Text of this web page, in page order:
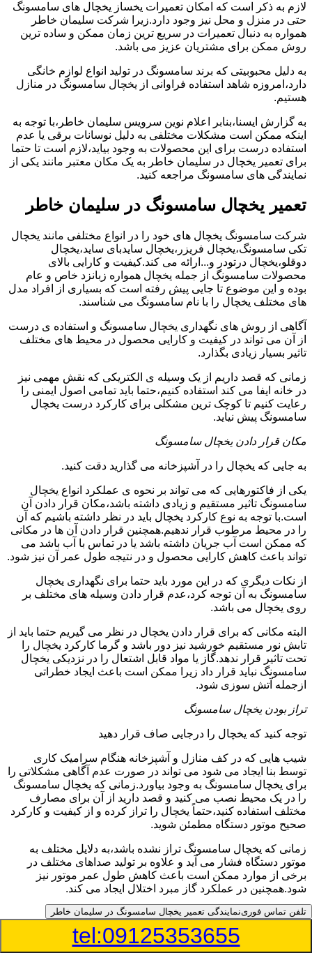
لازم به ذکر است که امکان تعمیرات یخساز یخچال های سامسونگ
حتی در منزل و محل نیز وجود دارد.زیرا شرکت سلیمان خاطر
همواره به دنبال تعمیرات در سریع ترین زمان ممکن و ساده ترین
روش ممکن برای مشتریان عزیز می باشد.
به دلیل محبوبیتی که برند سامسونگ در تولید انواع لوازم خانگی
دارد،امروزه شاهد استفاده فراوانی از یخچال سامسونگ در منازل
هستیم.
به گزارش ایسنا،بنابر اعلام نوین سرویس سلیمان خاطر،با توجه به
اینکه ممکن است مشکلات مختلفی به دلیل نوسانات برقی یا عدم
استفاده درست برای این محصولات به وجود بیاید،لازم است تا حتما
برای تعمیر یخچال در سلیمان خاطر به یک مکان معتبر مانند یکی از
نمایندگی های سامسونگ مراجعه کنید.
تعمیر یخچال سامسونگ در سلیمان خاطر
شرکت سامسونگ یخچال های خود را در انواع مختلفی مانند یخچال
تکی سامسونگ،یخچال فریزر،یخچال سایدبای ساید،یخچال
دوقلو،یخچال درتودر و...ارائه می کند.کیفیت و کارایی بالای
محصولات سامسونگ از جمله یخچال همواره زبانزد خاص و عام
بوده و این موضوع تا جایی پیش رفته است که بسیاری از افراد مدل
های مختلف یخچال را با نام سامسونگ می شناسند.
آگاهی از روش های نگهداری یخچال سامسونگ و استفاده ی درست
از آن می تواند در کیفیت و کارایی محصول در محیط های مختلف
تاثیر بسیار زیادی بگذارد.
زمانی که قصد داریم از یک وسیله ی الکتریکی که نقش مهمی نیز
در خانه ایفا می کند استفاده کنیم،حتما باید تمامی اصول ایمنی را
رعایت کنیم تا کوچک ترین مشکلی برای کارکرد درست یخچال
سامسونگ پیش نیاید.
مکان قرار دادن یخچال سامسونگ
به جایی که یخچال را در آشپزخانه می گذارید دقت کنید.
یکی از فاکتورهایی که می تواند بر نحوه ی عملکرد انواع یخچال
سامسونگ تاثیر مستقیم و زیادی داشته باشد،مکان قرار دادن آن
است.با توجه به نوع کارکرد یخچال باید در نظر داشته باشیم که آن
را در محیط مرطوب قرار ندهیم.همچنین قرار دادن آن ها در مکانی
که ممکن است آب جریان داشته باشد یا در تماس با آب باشد می
تواند باعث کاهش کارایی محصول و در نتیجه طول عمر آن نیز شود.
از نکات دیگری که در این مورد باید حتما برای نگهداری یخچال
سامسونگ به آن توجه کرد،عدم قرار دادن وسیله های مختلف بر
روی یخچال می باشد.
البته مکانی که برای قرار دادن یخچال در نظر می گیریم حتما باید از
تابش نور مستقیم خورشید نیز دور باشد و گرما کارکرد یخچال را
تحت تاثیر قرار ندهد.گاز یا مواد قابل اشتعال را در نزدیکی یخچال
سامسونگ نباید قرار داد زیرا ممکن است باعث ایجاد خطراتی
ازجمله آتش سوزی شود.
تراز بودن یخچال سامسونگ
توجه کنید که یخچال را درجایی صاف قرار دهید
شیب هایی که در کف منازل و آشپزخانه هنگام سرامیک کاری
توسط بنا ایجاد می شود می تواند در صورت عدم آگاهی مشکلاتی را
برای یخچال سامسونگ به وجود بیاورد.زمانی که یخچال سامسونگ
را در یک محیط نصب می کنید و قصد دارید از آن برای مصارف
مختلف استفاده کنید،حتماً یخچال را تراز کرده و از کیفیت و کارکرد
صحیح موتور دستگاه مطمئن شوید.
زمانی که یخچال سامسونگ تراز نشده باشد،به دلایل مختلف به
موتور دستگاه فشار می آید و علاوه بر تولید صداهای مختلف در
برخی از موارد ممکن است باعث کاهش طول عمر موتور نیز
شود.همچنین در عملکرد گاز مبرد اختلال ایجاد می کند.
منبع آب یخچال سامسونگ
شما می توانید از دستگاه تصفیه برای منبع آب یخچال خود استفاده
تلفن تماس فورینمایندگی تعمیر یخچال سامسونگ در سلیمان خاطر
tel:09125353655